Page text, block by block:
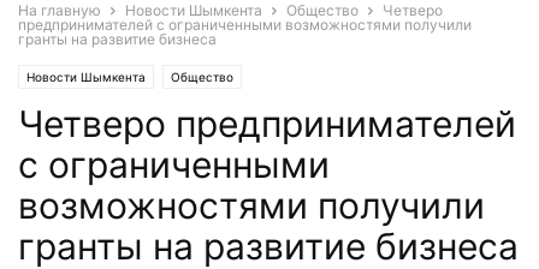
На главную Новости Шымкента Общество
Четверо
предпринимателей с ограниченными возможностями получили
гранты на развитие бизнеса
Новости Шымкента Общество
Четверо предпринимателей
с ограниченными
возможностями получили
гранты на развитие бизнеса